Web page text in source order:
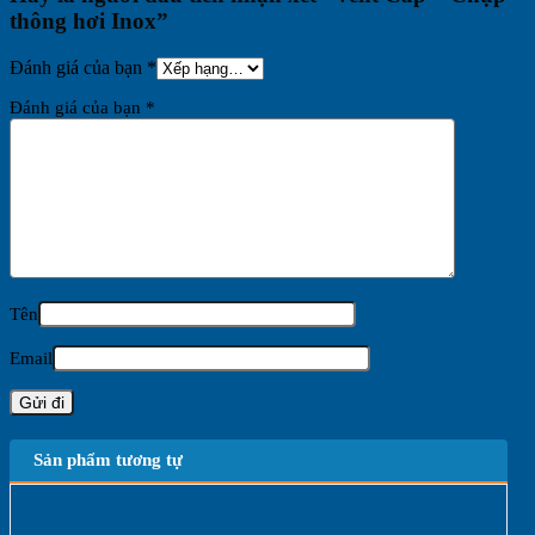
thông hơi Inox”
Đánh giá của bạn *
Đánh giá của bạn *
Tên
Email
Sản phẩm tương tự